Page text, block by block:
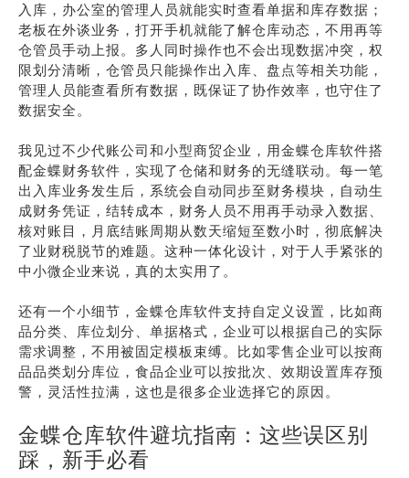
入库，办公室的管理人员就能实时查看单据和库存数据；
老板在外谈业务，打开手机就能了解仓库动态，不用再等
仓管员手动上报。多人同时操作也不会出现数据冲突，权
限划分清晰，仓管员只能操作出入库、盘点等相关功能，
管理人员能查看所有数据，既保证了协作效率，也守住了
数据安全。
我见过不少代账公司和小型商贸企业，用金蝶仓库软件搭
配金蝶财务软件，实现了仓储和财务的无缝联动。每一笔
出入库业务发生后，系统会自动同步至财务模块，自动生
成财务凭证，结转成本，财务人员不用再手动录入数据、
核对账目，月底结账周期从数天缩短至数小时，彻底解决
了业财税脱节的难题。这种一体化设计，对于人手紧张的
中小微企业来说，真的太实用了。
还有一个小细节，金蝶仓库软件支持自定义设置，比如商
品分类、库位划分、单据格式，企业可以根据自己的实际
需求调整，不用被固定模板束缚。比如零售企业可以按商
品品类划分库位，食品企业可以按批次、效期设置库存预
警，灵活性拉满，这也是很多企业选择它的原因。
金蝶仓库软件避坑指南：这些误区别
踩，新手必看